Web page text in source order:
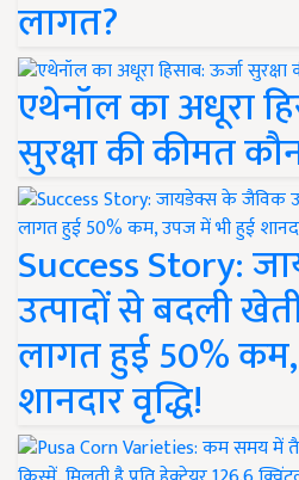
लागत?
एथेनॉल का अधूरा
सुरक्षा की कीमत
Success Story:
उत्पादों से बदली
लागत हुई 50%
शानदार वृद्धि!